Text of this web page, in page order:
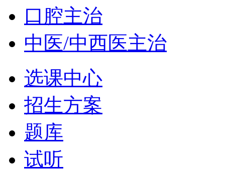
口腔主治
中医/中西医主治
选课中心
招生方案
题库
试听